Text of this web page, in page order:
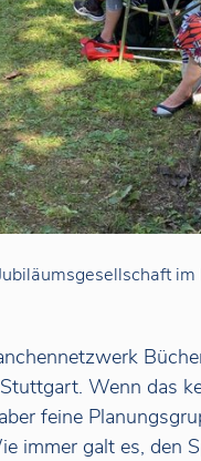
Wenn das
feine
immer galt es, den